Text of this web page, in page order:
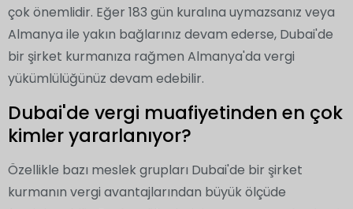
çok önemlidir. Eğer 183 gün kuralına uymazsanız veya
Almanya ile yakın bağlarınız devam ederse, Dubai'de
bir şirket kurmanıza rağmen Almanya'da vergi
yükümlülüğünüz devam edebilir.
Dubai'de vergi muafiyetinden en çok
kimler yararlanıyor?
Özellikle bazı meslek grupları Dubai'de bir şirket
kurmanın vergi avantajlarından büyük ölçüde